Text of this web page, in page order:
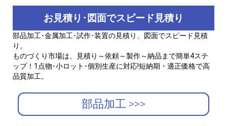
お見積り･図面でスピード見積り
部品加工･金属加工･試作･装置の見積り、図面でスピード見積
り。
ものづくり市場は、見積り～依頼～製作～納品まで簡単4ステ
ップ！1点物･小ロット･個別生産に対応!短納期・適正価格で高
品質加工。
部品加工 >>>